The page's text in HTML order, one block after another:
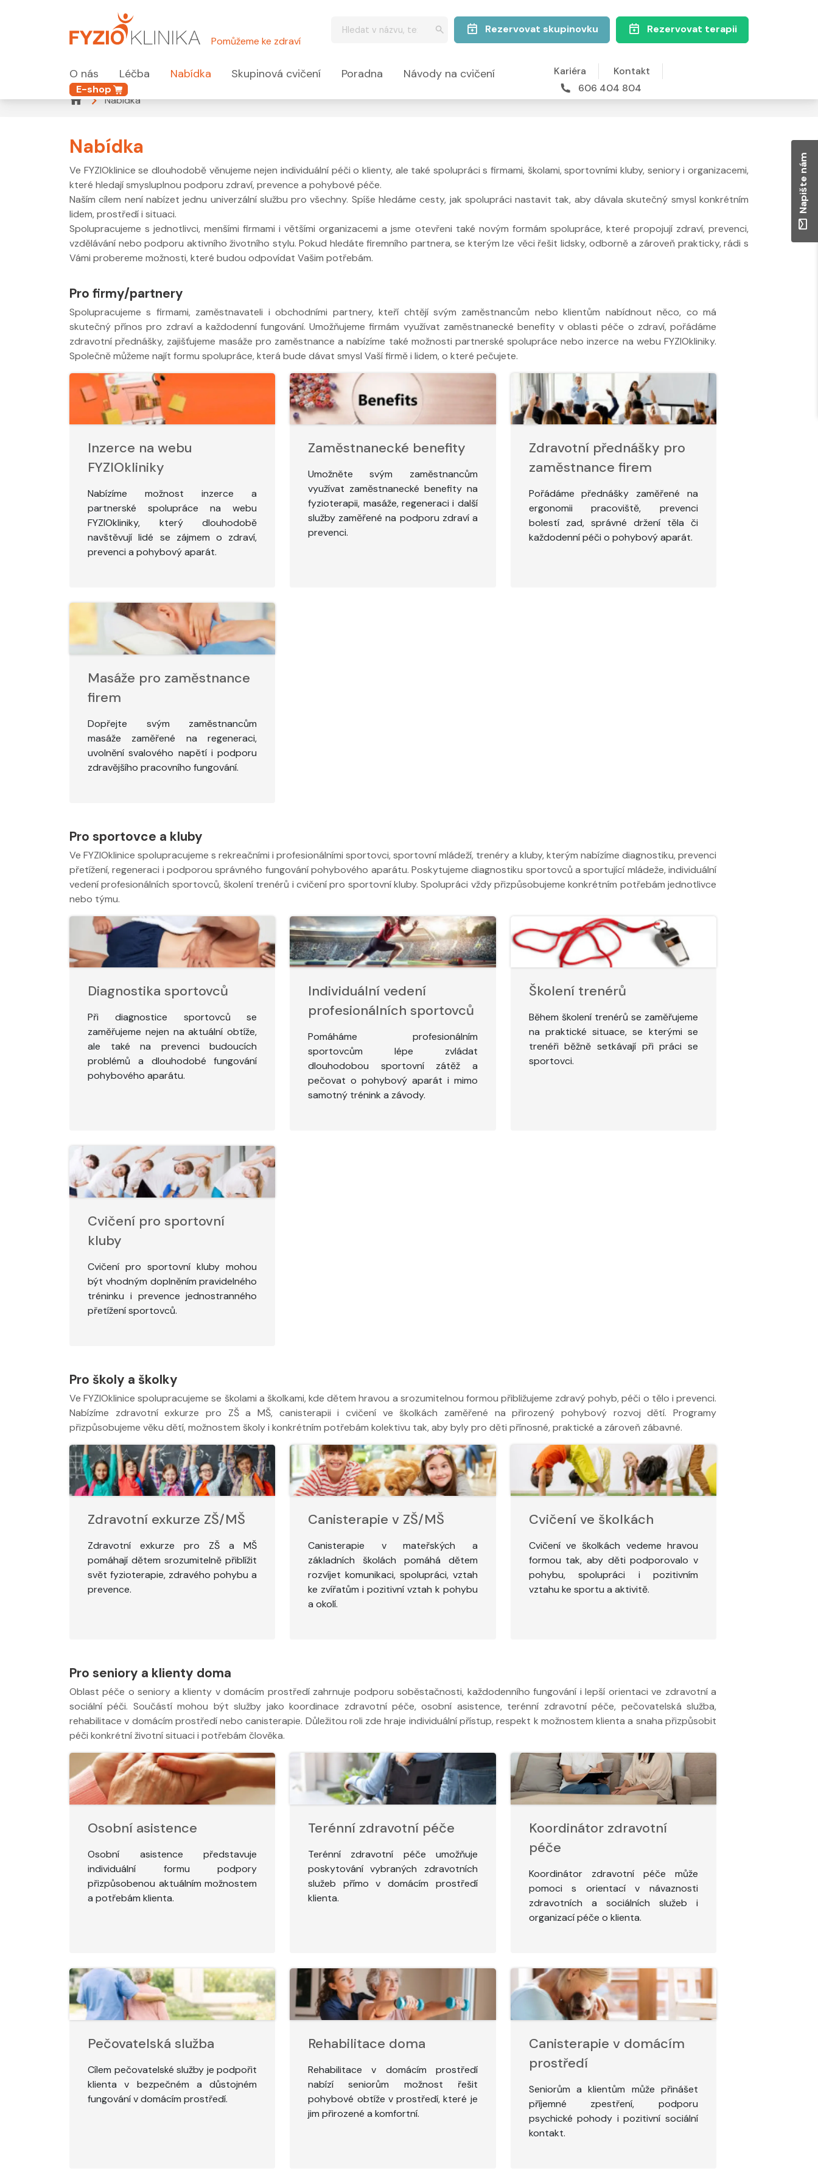
Pomůžeme ke zdraví
Rezervovat skupinovku Rezervovat terapii
O nás Léčba Nabídka Skupinová cvičení Poradna Návody na cvičení
E-shop
Kariéra
Kontakt
606 404 804
Nabídka
Nabídka
Ve FYZIOklinice se dlouhodobě věnujeme nejen individuální péči o klienty, ale také spolupráci s firmami, školami, sportovními kluby, seniory i organizacemi,
které hledají smysluplnou podporu zdraví, prevence a pohybové péče.
Naším cílem není nabízet jednu univerzální službu pro všechny. Spíše hledáme cesty, jak spolupráci nastavit tak, aby dávala skutečný smysl konkrétním
lidem, prostředí i situaci.
Spolupracujeme s jednotlivci, menšími firmami i většími organizacemi a jsme otevřeni také novým formám spolupráce, které propojují zdraví, prevenci,
vzdělávání nebo podporu aktivního životního stylu. Pokud hledáte firemního partnera, se kterým lze věci řešit lidsky, odborně a zároveň prakticky, rádi s
Vámi probereme možnosti, které budou odpovídat Vašim potřebám.
Pro firmy/partnery
Spolupracujeme s firmami, zaměstnavateli i obchodními partnery, kteří chtějí svým zaměstnancům nebo klientům nabídnout něco, co má
skutečný přínos pro zdraví a každodenní fungování. Umožňujeme firmám využívat zaměstnanecké benefity v oblasti péče o zdraví, pořádáme
zdravotní přednášky, zajišťujeme masáže pro zaměstnance a nabízíme také možnosti partnerské spolupráce nebo inzerce na webu FYZIOkliniky.
Společně můžeme najít formu spolupráce, která bude dávat smysl Vaší firmě i lidem, o které pečujete.
Inzerce na webu
FYZIOkliniky
Nabízíme možnost inzerce a
partnerské spolupráce na webu
FYZIOkliniky, který dlouhodobě
navštěvují lidé se zájmem o zdraví,
prevenci a pohybový aparát.
Zaměstnanecké benefity
Umožněte svým zaměstnancům
využívat zaměstnanecké benefity na
fyzioterapii, masáže, regeneraci i další
služby zaměřené na podporu zdraví a
prevenci.
Zdravotní přednášky pro
zaměstnance firem
Pořádáme přednášky zaměřené na
ergonomii pracoviště, prevenci
bolestí zad, správné držení těla či
každodenní péči o pohybový aparát.
Masáže pro zaměstnance
firem
Dopřejte svým zaměstnancům
masáže zaměřené na regeneraci,
uvolnění svalového napětí i podporu
zdravějšího pracovního fungování.
Pro sportovce a kluby
Ve FYZIOklinice spolupracujeme s rekreačními i profesionálními sportovci, sportovní mládeží, trenéry a kluby, kterým nabízíme diagnostiku, prevenci
přetížení, regeneraci i podporou správného fungování pohybového aparátu. Poskytujeme diagnostiku sportovců a sportující mládeže, individuální
vedení profesionálních sportovců, školení trenérů i cvičení pro sportovní kluby. Spolupráci vždy přizpůsobujeme konkrétním potřebám jednotlivce
nebo týmu.
Diagnostika sportovců
Při diagnostice sportovců se
zaměřujeme nejen na aktuální obtíže,
ale také na prevenci budoucích
problémů a dlouhodobé fungování
pohybového aparátu.
Individuální vedení
profesionálních sportovců
Pomáháme profesionálním
sportovcům lépe zvládat
dlouhodobou sportovní zátěž a
pečovat o pohybový aparát i mimo
samotný trénink a závody.
Školení trenérů
Během školení trenérů se zaměřujeme
na praktické situace, se kterými se
trenéři běžně setkávají při práci se
sportovci.
Cvičení pro sportovní
kluby
Cvičení pro sportovní kluby mohou
být vhodným doplněním pravidelného
tréninku i prevence jednostranného
přetížení sportovců.
Pro školy a školky
Ve FYZIOklinice spolupracujeme se školami a školkami, kde dětem hravou a srozumitelnou formou přibližujeme zdravý pohyb, péči o tělo i prevenci.
Nabízíme zdravotní exkurze pro ZŠ a MŠ, canisterapii i cvičení ve školkách zaměřené na přirozený pohybový rozvoj dětí. Programy
přizpůsobujeme věku dětí, možnostem školy i konkrétním potřebám kolektivu tak, aby byly pro děti přínosné, praktické a zároveň zábavné.
Zdravotní exkurze ZŠ/MŠ
Zdravotní exkurze pro ZŠ a MŠ
pomáhají dětem srozumitelně přiblížit
svět fyzioterapie, zdravého pohybu a
prevence.
Canisterapie v ZŠ/MŠ
Canisterapie v mateřských a
základních školách pomáhá dětem
rozvíjet komunikaci, spolupráci, vztah
ke zvířatům i pozitivní vztah k pohybu
a okolí.
Cvičení ve školkách
Cvičení ve školkách vedeme hravou
formou tak, aby děti podporovalo v
pohybu, spolupráci i pozitivním
vztahu ke sportu a aktivitě.
Pro seniory a klienty doma
Oblast péče o seniory a klienty v domácím prostředí zahrnuje podporu soběstačnosti, každodenního fungování i lepší orientaci ve zdravotní a
sociální péči. Součástí mohou být služby jako koordinace zdravotní péče, osobní asistence, terénní zdravotní péče, pečovatelská služba,
rehabilitace v domácím prostředí nebo canisterapie. Důležitou roli zde hraje individuální přístup, respekt k možnostem klienta a snaha přizpůsobit
péči konkrétní životní situaci i potřebám člověka.
Osobní asistence
Osobní asistence představuje
individuální formu podpory
přizpůsobenou aktuálním možnostem
a potřebám klienta.
Terénní zdravotní péče
Terénní zdravotní péče umožňuje
poskytování vybraných zdravotních
služeb přímo v domácím prostředí
klienta.
Koordinátor zdravotní
péče
Koordinátor zdravotní péče může
pomoci s orientací v návaznosti
zdravotních a sociálních služeb i
organizací péče o klienta.
Pečovatelská služba
Cílem pečovatelské služby je podpořit
klienta v bezpečném a důstojném
fungování v domácím prostředí.
Rehabilitace doma
Rehabilitace v domácím prostředí
nabízí seniorům možnost řešit
pohybové obtíže v prostředí, které je
jim přirozené a komfortní.
Canisterapie v domácím
prostředí
Seniorům a klientům může přinášet
příjemné zpestření, podporu
psychické pohody i pozitivní sociální
kontakt.
Napište nám